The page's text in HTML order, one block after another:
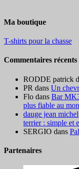
Ma boutique
T-shirts pour la chasse
Commentaires récents
RODDE patrick
PR dans Un
Flo dans Bar
plus fiable au
dauge jean michel
terrier : simple et
SERGIO dans
Partenaires